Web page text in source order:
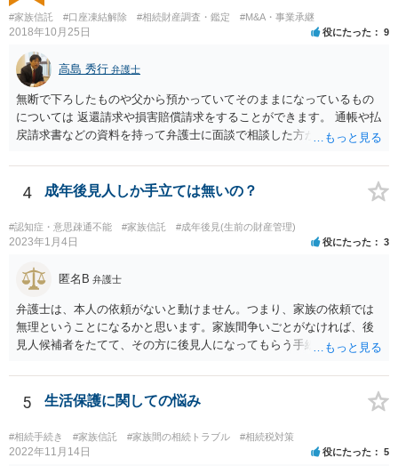
#家族信託 #口座凍結解除 #相続財産調査・鑑定 #M&A・事業承継
2018年10月25日 役にたった 9
高島 秀行 弁護士
無断で下ろしたものや父から預かっていてそのままになっているもの
については 返還請求や損害賠償請求をすることができます。 通帳や払
戻請求書などの資料を持って弁護士に面談で相談した方がよいと思い
4 成年後見人しか手立ては無いの？
#認知症・意思疎通不能 #家族信託 #成年後見(生前の財産管理)
2023年1月4日 役にたった 3
匿名B 弁護士
弁護士は、本人の依頼がないと動けません。つまり、家族の依頼では
無理ということになるかと思います。家族間争いごとがなければ、後
見人候補者をたてて、その方に後見人になってもらう手続をすすめた
5 生活保護に関しての悩み
#相続手続き #家族信託 #家族間の相続トラブル #相続税対策
2022年11月14日 役にたった 5